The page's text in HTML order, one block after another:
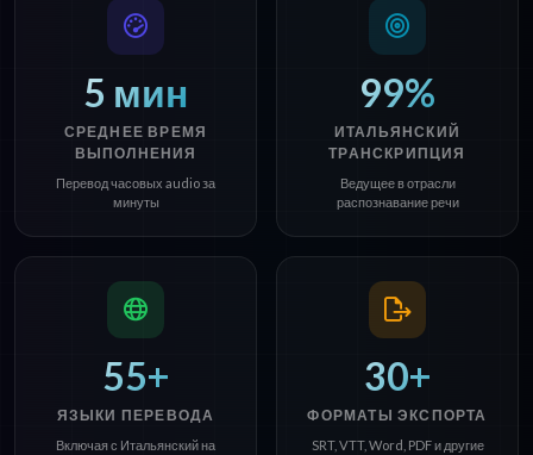
5 мин
СРЕДНЕЕ ВРЕМЯ
ВЫПОЛНЕНИЯ
Перевод часовых audio за
минуты
99%
ИТАЛЬЯНСКИЙ
ТРАНСКРИПЦИЯ
Ведущее в отрасли
распознавание речи
55+
ЯЗЫКИ ПЕРЕВОДА
Включая с Итальянский на
30+
ФОРМАТЫ ЭКСПОРТА
SRT, VTT, Word, PDF и другие